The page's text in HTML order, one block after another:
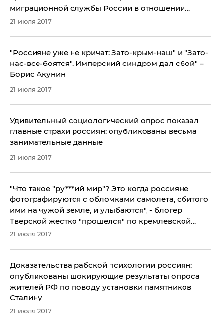
миграционной службы России в отношении
граждан из "ЛНР/ДНР"
21 июля 2017
"Россияне уже не кричат: Зато-крым-наш" и "Зато-
нас-все-боятся". Имперский синдром дал сбой" –
Борис Акунин
21 июля 2017
Удивительный социологический опрос показал
главные страхи россиян: опубликованы весьма
занимательные данные
21 июля 2017
​"Что такое "ру***ий мир"? Это когда россияне
фотографируются с обломками самолета, сбитого
ими на чужой земле, и улыбаются", - блогер
Тверской жестко "прошелся" по кремлевской
идеологии в годовщину МН17
21 июля 2017
Доказательства рабской психологии россиян:
опубликованы шокирующие результаты опроса
жителей РФ по поводу установки памятников
Сталину
21 июля 2017